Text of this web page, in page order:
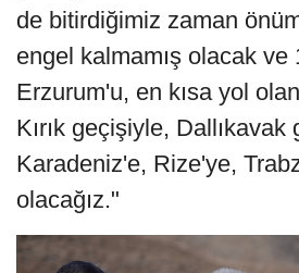
de bitirdiğimiz zaman
engel kalmamış olacak
Erzurum'u, en kısa yol
Kırık geçişiyle,
Karadeniz'e, Rize'ye,
olacağız."